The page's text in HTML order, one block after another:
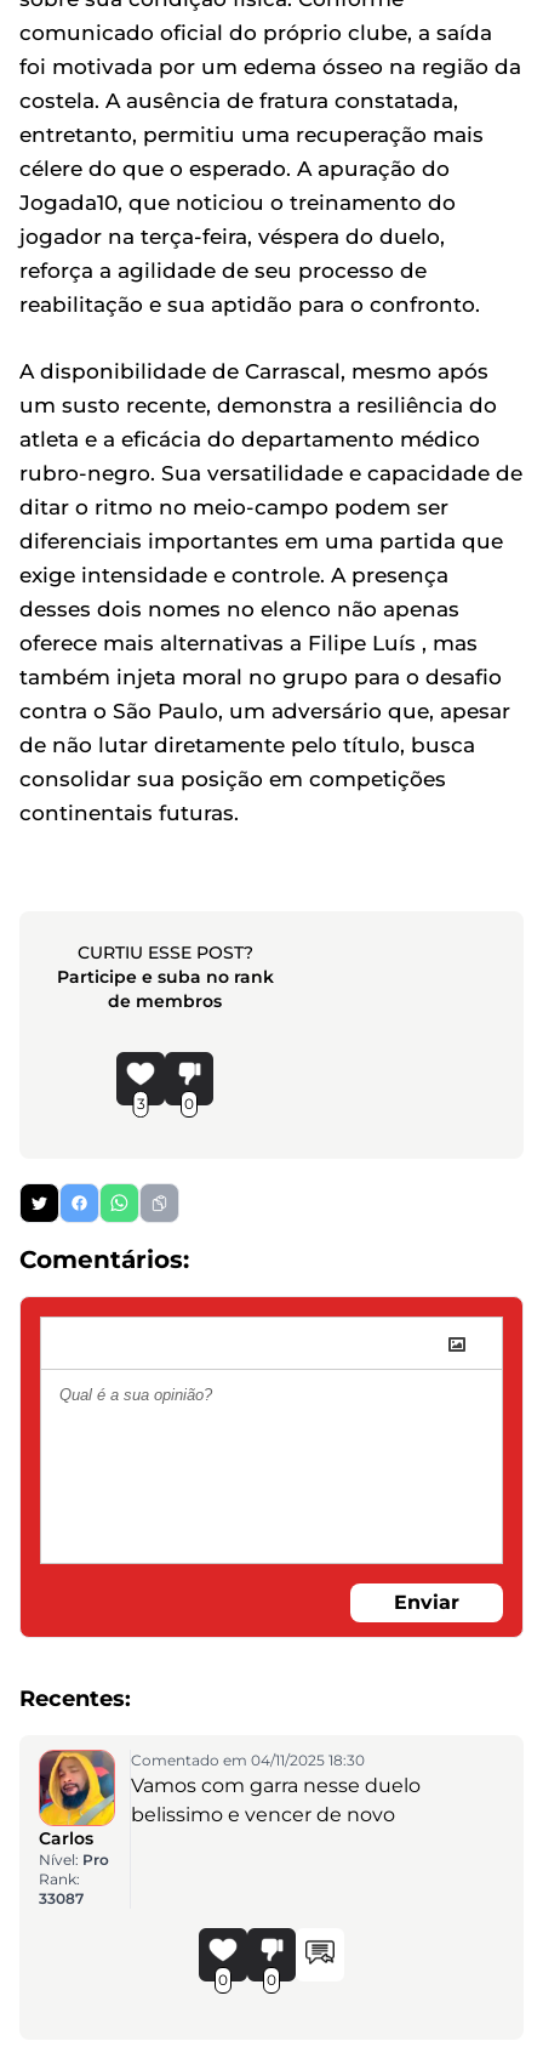
comunicado oficial do próprio clube, a saída
foi motivada por um edema ósseo na região da
costela. A ausência de fratura constatada,
entretanto, permitiu uma recuperação mais
célere do que o esperado. A apuração do
Jogada10, que noticiou o treinamento do
jogador na terça-feira, véspera do duelo,
reforça a agilidade de seu processo de
reabilitação e sua aptidão para o confronto.
A disponibilidade de Carrascal, mesmo após
um susto recente, demonstra a resiliência do
atleta e a eficácia do departamento médico
rubro-negro. Sua versatilidade e capacidade de
ditar o ritmo no meio-campo podem ser
diferenciais importantes em uma partida que
exige intensidade e controle. A presença
desses dois nomes no elenco não apenas
oferece mais alternativas a Filipe Luís , mas
também injeta moral no grupo para o desafio
contra o São Paulo, um adversário que, apesar
de não lutar diretamente pelo título, busca
consolidar sua posição em competições
continentais futuras.
CURTIU ESSE POST?
Participe e suba no rank
de membros
3 0
Comentários:
Enviar
Recentes:
Carlos
Nível: Pro
Rank:
33087
Comentado em 04/11/2025 18:30
Vamos com garra nesse duelo
belissimo e vencer de novo
0 0